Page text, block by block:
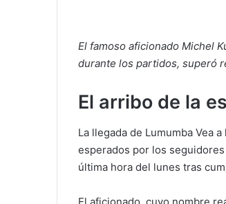
El famoso aficionado Michel
durante los partidos, superó
El arribo de la
La llegada de Lumumba Vea
esperados por los
última hora del lunes tras